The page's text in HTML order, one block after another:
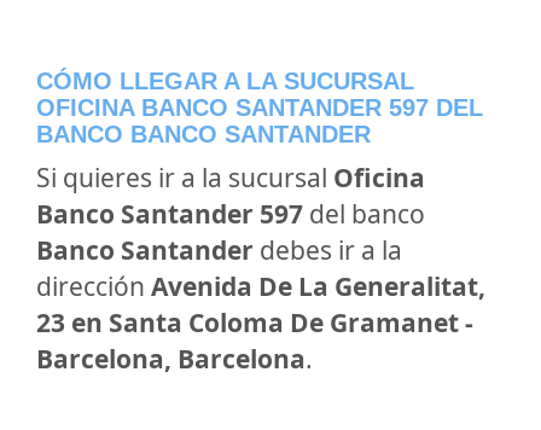
CÓMO LLEGAR A LA SUCURSAL
OFICINA BANCO SANTANDER 597 DEL
BANCO BANCO SANTANDER
Si quieres ir a la sucursal Oficina
Banco Santander 597 del banco
Banco Santander debes ir a la
dirección Avenida De La Generalitat,
23 en Santa Coloma De Gramanet -
Barcelona, Barcelona.